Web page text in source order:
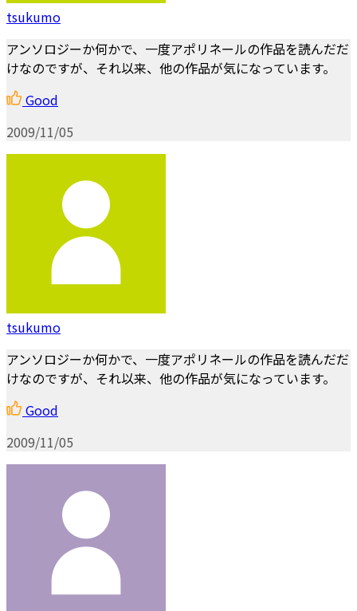
tsukumo
アンソロジーか何かで、一度アポリネールの作品を読んだだ
けなのですが、それ以来、他の作品が気になっています。
Good
2009/11/05
tsukumo
アンソロジーか何かで、一度アポリネールの作品を読んだだ
けなのですが、それ以来、他の作品が気になっています。
Good
2009/11/05